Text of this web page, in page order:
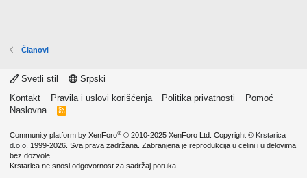
Članovi
Svetli stil
Srpski
Kontakt
Pravila i uslovi korišćenja Politika privatnosti
Pomoć
Naslovna
R
Community platform by XenForo® © 2010-2025 XenForo Ltd. Copyright © Krstarica
d.o.o. 1999-2026. Sva prava zadržana. Zabranjena je reprodukcija u celini i u delovima
bez dozvole.
Krstarica ne snosi odgovornost za sadržaj poruka.